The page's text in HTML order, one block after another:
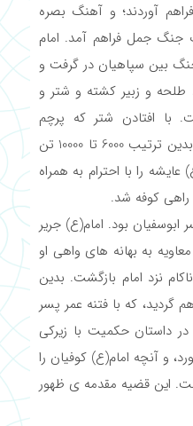
آوردند؛ و آهنگ بصره
جنگ جمل فراهم آمد. امام
بین سپاهیان در گرفت و
طلحه و زبیر کشته و شتر و
با افتادن شتر که پرچم
مینمود کار جنگ پایان یافت و بدین ترتیب 6000 تا 10000 تن
را با احترام به همراه
کوفه شد.
ابوسفیان بود. امام(ع) جریر
به بهانه های واهی او
نزد امام بازگشت. بدین
که با فتنه عمر پسر
داستان حکمیت با زیرکی
و آنچه امام(ع) کوفیان را
این قضیه مقدمه ی ظهور